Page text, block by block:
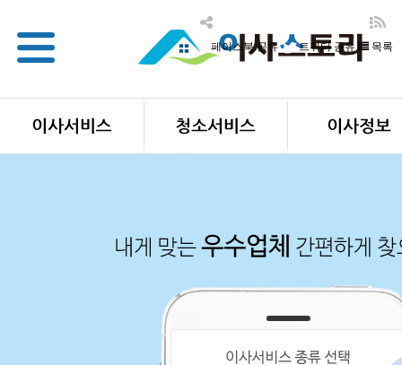
페이스북 공유 트위터 공유 목록